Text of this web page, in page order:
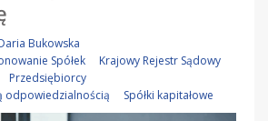
Bukowska
Spółek
Krajowy Rejestr Sądowy
Przedsiębiorcy
odpowiedzialnością
Spółki kapitałowe